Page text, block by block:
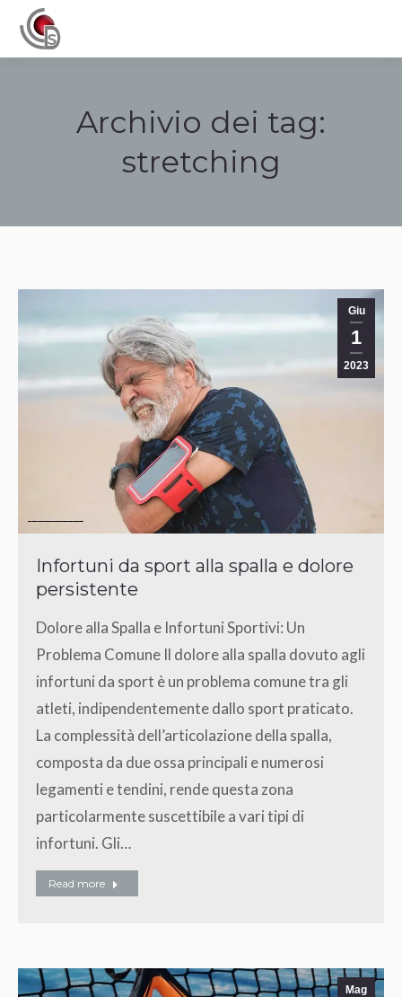
Archivio dei tag:
stretching
Giu
1
2023
Infortuni da sport alla spalla e dolore
persistente
Dolore alla Spalla e Infortuni Sportivi: Un
Problema Comune Il dolore alla spalla dovuto agli
infortuni da sport è un problema comune tra gli
atleti, indipendentemente dallo sport praticato.
La complessità dell’articolazione della spalla,
composta da due ossa principali e numerosi
legamenti e tendini, rende questa zona
particolarmente suscettibile a vari tipi di
infortuni. Gli…
Read more
Mag